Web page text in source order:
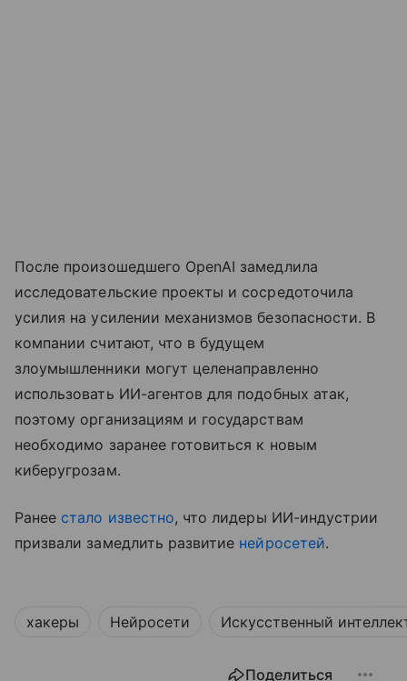
После произошедшего OpenAI замедлила
исследовательские проекты и сосредоточила
усилия на усилении механизмов безопасности. В
компании считают, что в будущем
злоумышленники могут целенаправленно
использовать ИИ-агентов для подобных атак,
поэтому организациям и государствам
необходимо заранее готовиться к новым
киберугрозам.
Ранее стало известно, что лидеры ИИ-индустрии
призвали замедлить развитие нейросетей.
хакеры Нейросети Искусственный
Поделиться